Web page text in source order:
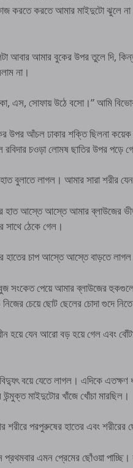
করতে করতে আমার মাইদুটো ঝুলে না
আবার আমার বুকের উপর তুলে দি,
না।
এস, সোফায় উঠে বসো।” আমি
আঁচল ঢাকার শক্তি ছিলনা কয়েক
চওড়া লোমষ ছাতির উপর পড়ে
হাত বুলাতে লাগল। আমার সারা শরীর
হাত আস্তে আস্তে আমার ব্লাউজের
সাথে ঠেকে গেল।
হাতের চাপ আস্তে আস্তে বাড়তে
সংকেত পেয়ে আমার ব্লাউজের
চেয়ে ছোট ছেলের চোদা গুদে
হয়ে যেন আরো বড় হয়ে গেল এবং
বয়ে যেতে লাগল। এদিকে এতক্ষণ
মাইদুটোর খাঁজে খোঁচা মারছিল।
পরপুরুষের হাতের এবং শরীরের
এমন প্রেমের ছোঁওয়া